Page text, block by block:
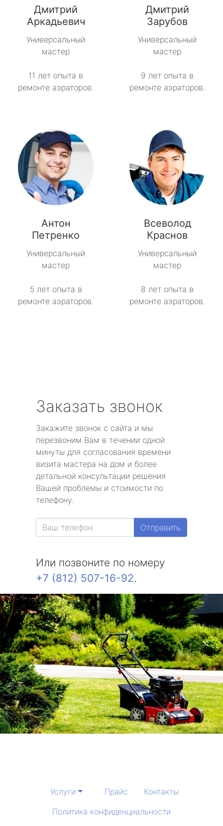
Дмитрий
Аркадьевич
Универсальный
мастер
11 лет опыта в
ремонте аэраторов.
Дмитрий
Зарубов
Универсальный
мастер
9 лет опыта в
ремонте аэраторов.
Антон
Петренко
Универсальный
мастер
5 лет опыта в
ремонте аэраторов.
Всеволод
Краснов
Универсальный
мастер
8 лет опыта в
ремонте аэраторов.
Заказать звонок
Закажите звонок с сайта и мы
перезвоним Вам в течении одной
минуты для согласования времени
визита мастера на дом и более
детальной консультации решения
Вашей проблемы и стоимости по
телефону.
Отправить
Или позвоните по номеру
+7 (812) 507-16-92.
Услуги Прайс
Контакты
Политика конфиденциальности